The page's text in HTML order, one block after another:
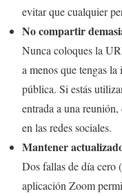
evitar que cualquier
No compartir
Nunca coloques la
a menos que tengas
pública. Si estás
entrada a una
en las redes sociales.
Mantener
Dos fallas de día cero
aplicación Zoom